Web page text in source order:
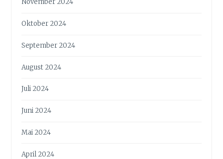
November 2024
Oktober 2024
September 2024
August 2024
Juli 2024
Juni 2024
Mai 2024
April 2024